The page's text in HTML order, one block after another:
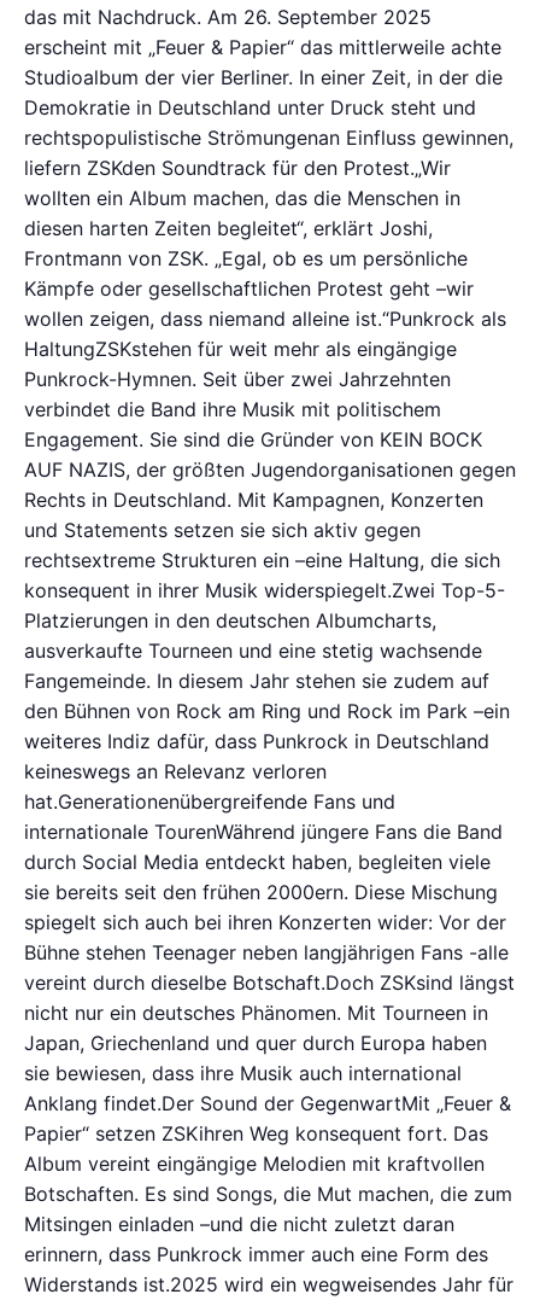
das mit Nachdruck. Am 26. September 2025
erscheint mit „Feuer & Papier“ das mittlerweile achte
Studioalbum der vier Berliner. In einer Zeit, in der die
Demokratie in Deutschland unter Druck steht und
rechtspopulistische Strömungenan Einfluss gewinnen,
liefern ZSKden Soundtrack für den Protest.„Wir
wollten ein Album machen, das die Menschen in
diesen harten Zeiten begleitet“, erklärt Joshi,
Frontmann von ZSK. „Egal, ob es um persönliche
Kämpfe oder gesellschaftlichen Protest geht –wir
wollen zeigen, dass niemand alleine ist.“Punkrock als
HaltungZSKstehen für weit mehr als eingängige
Punkrock-Hymnen. Seit über zwei Jahrzehnten
verbindet die Band ihre Musik mit politischem
Engagement. Sie sind die Gründer von KEIN BOCK
AUF NAZIS, der größten Jugendorganisationen gegen
Rechts in Deutschland. Mit Kampagnen, Konzerten
und Statements setzen sie sich aktiv gegen
rechtsextreme Strukturen ein –eine Haltung, die sich
konsequent in ihrer Musik widerspiegelt.Zwei Top-5-
Platzierungen in den deutschen Albumcharts,
ausverkaufte Tourneen und eine stetig wachsende
Fangemeinde. In diesem Jahr stehen sie zudem auf
den Bühnen von Rock am Ring und Rock im Park –ein
weiteres Indiz dafür, dass Punkrock in Deutschland
keineswegs an Relevanz verloren
hat.Generationenübergreifende Fans und
internationale TourenWährend jüngere Fans die Band
durch Social Media entdeckt haben, begleiten viele
sie bereits seit den frühen 2000ern. Diese Mischung
spiegelt sich auch bei ihren Konzerten wider: Vor der
Bühne stehen Teenager neben langjährigen Fans -alle
vereint durch dieselbe Botschaft.Doch ZSKsind längst
nicht nur ein deutsches Phänomen. Mit Tourneen in
Japan, Griechenland und quer durch Europa haben
sie bewiesen, dass ihre Musik auch international
Anklang findet.Der Sound der GegenwartMit „Feuer &
Papier“ setzen ZSKihren Weg konsequent fort. Das
Album vereint eingängige Melodien mit kraftvollen
Botschaften. Es sind Songs, die Mut machen, die zum
Mitsingen einladen –und die nicht zuletzt daran
erinnern, dass Punkrock immer auch eine Form des
Widerstands ist.2025 wird ein wegweisendes Jahr für